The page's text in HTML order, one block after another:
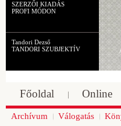
SZERZŐI KIADÁS
PROFI MÓDON
Tandori Dezső
TANDORI SZUBJEKTÍV
Főoldal Online
Archívum Válogatás